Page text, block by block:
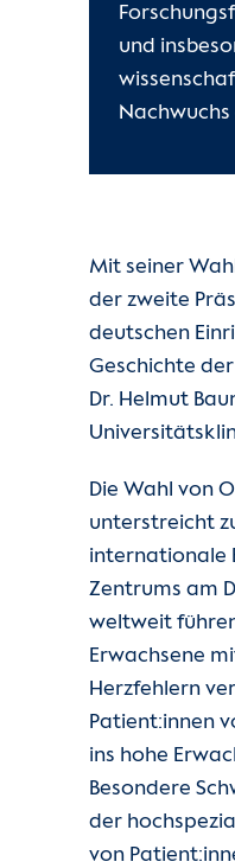
und
Mit seiner
der zweite
deutschen
Geschichte der
Dr. Helmut
Die Wahl von
unterstreicht
internationale
Zentrums am
weltweit
Erwachsene
Herzfehlern
Patient:innen
ins hohe
Besondere
der
von